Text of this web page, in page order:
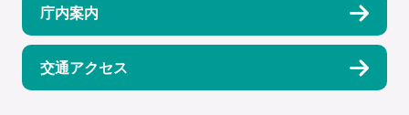
庁内案内
交通アクセス